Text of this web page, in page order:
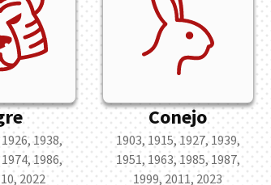
1938,
1986,
2022
Conejo
1903, 1915, 1927, 1939,
1951, 1963, 1985, 1987,
1999, 2011, 2023